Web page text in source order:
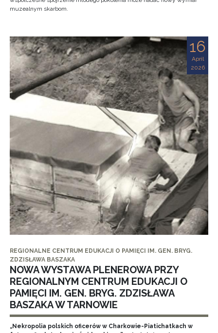
muzealnym skarbom.
16
April
2026
REGIONALNE CENTRUM EDUKACJI O PAMIĘCI IM. GEN. BRYG.
ZDZISŁAWA BASZAKA
NOWA WYSTAWA PLENEROWA PRZY
REGIONALNYM CENTRUM EDUKACJI O
PAMIĘCI IM. GEN. BRYG. ZDZISŁAWA
BASZAKA W TARNOWIE
„Nekropolia polskich oficerów w Charkowie-Piatichatkach w